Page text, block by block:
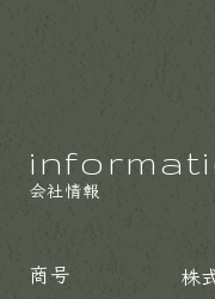
会社情報
商号 株